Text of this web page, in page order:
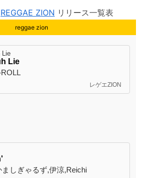
REGGAE ZION リリース一覧表
reggae zion